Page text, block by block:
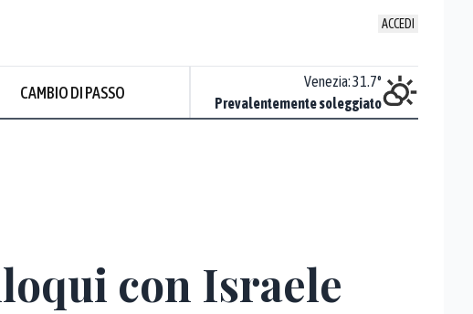
ACCEDI
CAMBIO DI PASSO
Sereno
Venezia:31.7°
Prevalentemente soleggiato
con Israele